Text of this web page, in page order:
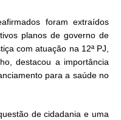
foram extraídos
planos de governo de
com atuação na 12ª PJ,
destacou a importância
para a saúde no
de cidadania e uma